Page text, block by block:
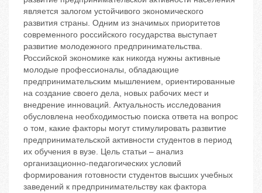
является залогом устойчивого экономического
развития страны. Одним из значимых приоритетов
современного российского государства выступает
развитие молодежного предпринимательства.
Российской экономике как никогда нужны активные
молодые профессионалы, обладающие
предпринимательским мышлением, ориентированные
на создание своего дела, новых рабочих мест и
внедрение инноваций. Актуальность исследования
обусловлена необходимостью поиска ответа на вопрос
о том, какие факторы могут стимулировать развитие
предпринимательской активности студентов в период
их обучения в вузе. Цель статьи – анализ
организационно-педагогических условий
формирования готовности студентов высших учебных
заведений к предпринимательству как фактора